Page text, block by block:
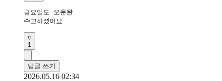
금요일도 오운완
수고하셨어요
1
답글 쓰기
2026.05.16 02:34